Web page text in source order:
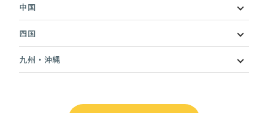
中国
四国
九州・沖縄